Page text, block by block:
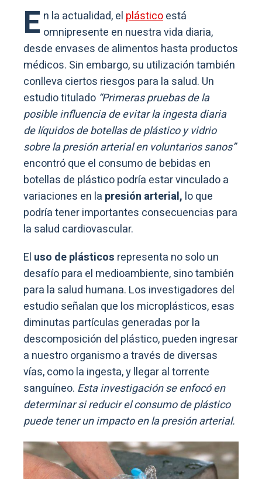
E n la actualidad, el plásticoestá
omnipresente en nuestra vida diaria,
desde envases de alimentos hasta productos
médicos. Sin embargo, su utilización también
conlleva ciertos riesgos para la salud. Un
estudio titulado “Primeras pruebas de la
posible influencia de evitar la ingesta diaria
de líquidos de botellas de plástico y vidrio
sobre la presión arterial en voluntarios sanos”
encontró que el consumo de bebidas en
botellas de plástico podría estar vinculado a
variaciones en la presión arterial, lo que
podría tener importantes consecuencias para
la salud cardiovascular.
El uso de plásticos representa no solo un
desafío para el medioambiente, sino también
para la salud humana. Los investigadores del
estudio señalan que los microplásticos, esas
diminutas partículas generadas por la
descomposición del plástico, pueden ingresar
a nuestro organismo a través de diversas
vías, como la ingesta, y llegar al torrente
sanguíneo. Esta investigación se enfocó en
determinar si reducir el consumo de plástico
puede tener un impacto en la presión arterial.